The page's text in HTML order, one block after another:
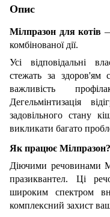
Опис
Мілпразон для котів
комбінованої дії.
Усі відповідальні
стежать за здоров'ям
важливість
Дегельмінтизація
задовільного стану
викликати багато
Як працює Мілпразон?
Діючими речовинами
празиквантел. Ці
широким спектром
комплексний захист